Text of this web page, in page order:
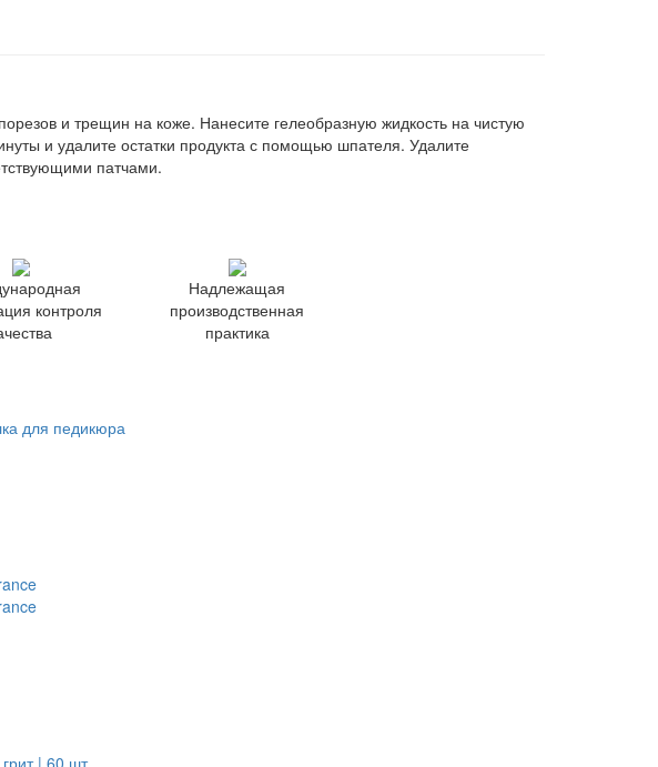
и трещин на коже. Нанесите гелеобразную жидкость на чистую
и удалите остатки продукта с помощью шпателя. Удалите
патчами.
контроля
Надлежащая
производственная
практика